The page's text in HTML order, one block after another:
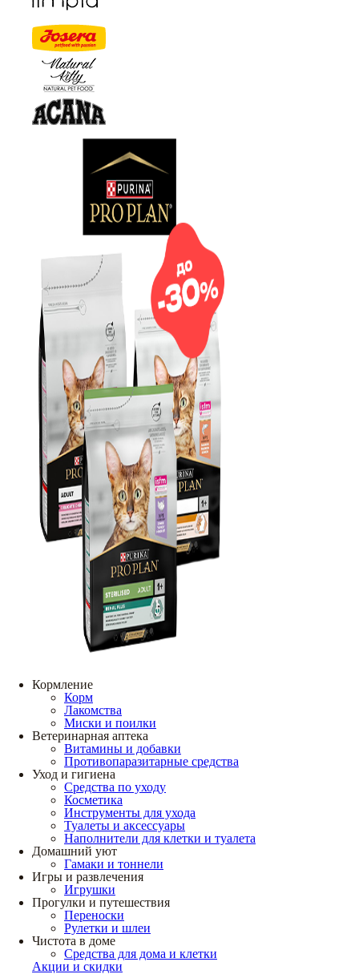
Кормление
Корм
Лакомства
Миски и поилки
Ветеринарная аптека
Витамины и добавки
Противопаразитарные средства
Уход и гигиена
Средства по уходу
Косметика
Инструменты для ухода
Туалеты и аксессуары
Наполнители для клетки и туалета
Домашний уют
Гамаки и тоннели
Игры и развлечения
Игрушки
Прогулки и путешествия
Переноски
Рулетки и шлеи
Чистота в доме
Средства для дома и клетки
Акции и скидки